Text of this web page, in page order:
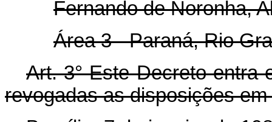
Fernando de Noronha,
Área 3 - Paraná, Rio
Art.3° Este Decreto entra
revogadas as disposições